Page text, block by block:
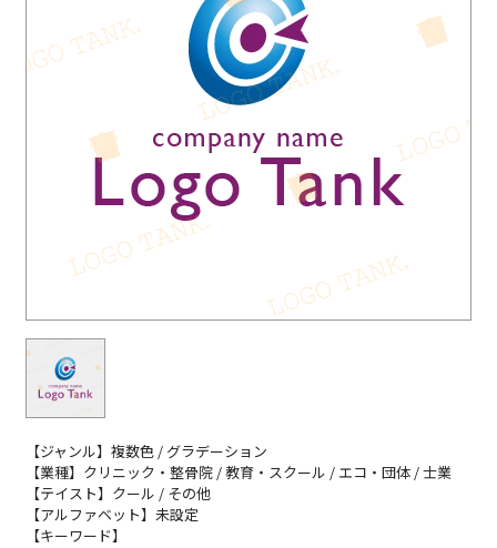
【ジャンル】複数色 / グラデーション
【業種】クリニック・整骨院 / 教育・スクール / エコ・団体 / 士業
【テイスト】クール / その他
【アルファベット】未設定
【キーワード】